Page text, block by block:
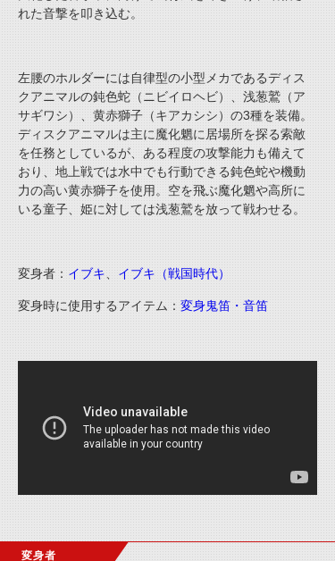
れた音撃を叩き込む。
左腰のホルダーには自律型の小型メカであるディス
クアニマルの鈍色蛇（ニビイロヘビ）、浅葱鷲（ア
サギワシ）、黄赤獅子（キアカシシ）の3種を装備。
ディスクアニマルは主に魔化魍に居場所を探る索敵
を任務としているが、ある程度の攻撃能力も備えて
おり、地上戦では水中でも行動できる鈍色蛇や機動
力の高い黄赤獅子を使用。空を飛ぶ魔化魍や高所に
いる童子、姫に対しては浅葱鷲を放って戦わせる。
変身者： イブキ イブキ（戦国時代）
変身時に使用するアイテム： 変身鬼笛・音笛
変身者